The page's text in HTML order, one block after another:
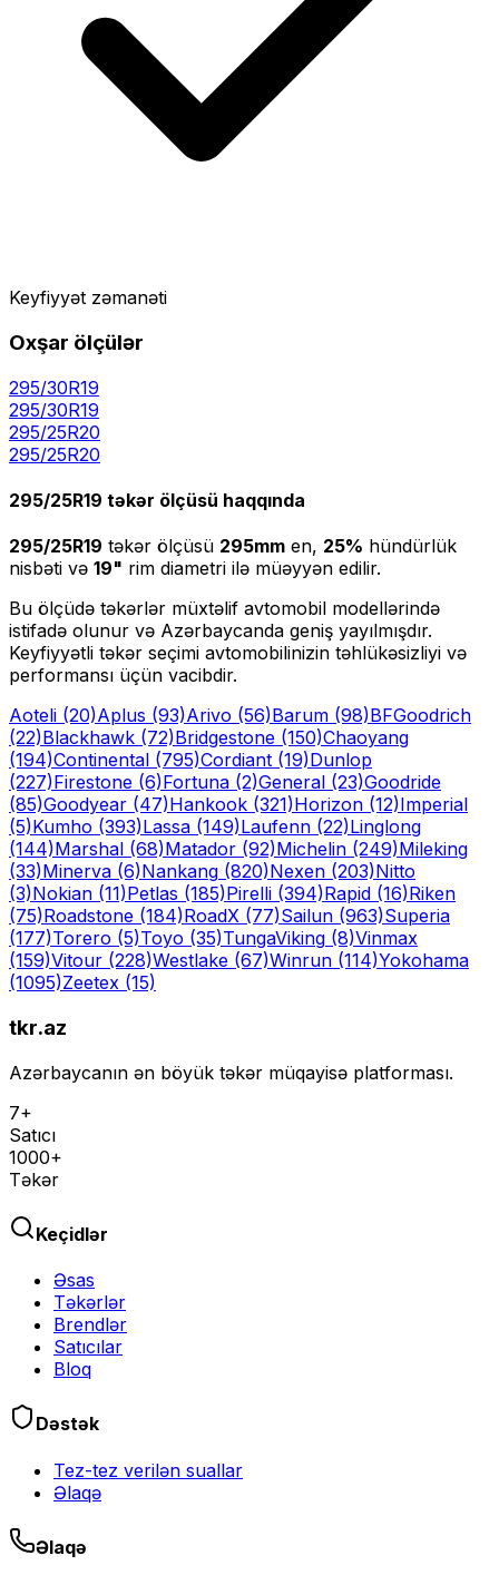
Keyfiyyət zəmanəti
Oxşar ölçülər
295/30R19
295/30R19
295/25R20
295/25R20
295/25R19 təkər ölçüsü haqqında
295/25R19 təkər ölçüsü 295mm en, 25% hündürlük
nisbəti və 19" rim diametri ilə müəyyən edilir.
Bu ölçüdə təkərlər müxtəlif avtomobil modellərində
istifadə olunur və Azərbaycanda geniş yayılmışdır.
Keyfiyyətli təkər seçimi avtomobilinizin təhlükəsizliyi və
performansı üçün vacibdir.
Aoteli (20)Aplus (93)Arivo (56)Barum (98)BFGoodrich
(22)Blackhawk (72)Bridgestone (150)Chaoyang
(194)Continental (795)Cordiant (19)Dunlop
(227)Firestone (6)Fortuna (2)General (23)Goodride
(85)Goodyear (47)Hankook (321)Horizon (12)Imperial
(5)Kumho (393)Lassa (149)Laufenn (22)Linglong
(144)Marshal (68)Matador (92)Michelin (249)Mileking
(33)Minerva (6)Nankang (820)Nexen (203)Nitto
(3)Nokian (11)Petlas (185)Pirelli (394)Rapid (16)Riken
(75)Roadstone (184)RoadX (77)Sailun (963)Superia
(177)Torero (5)Toyo (35)TungaViking (8)Vinmax
(159)Vitour (228)Westlake (67)Winrun (114)Yokohama
(1095)Zeetex (15)
tkr.az
Azərbaycanın ən böyük təkər müqayisə platforması.
7+
Satıcı
1000+
Təkər
Keçidlər
Əsas
Təkərlər
Brendlər
Satıcılar
Bloq
Dəstək
Tez-tez verilən suallar
Əlaqə
Əlaqə